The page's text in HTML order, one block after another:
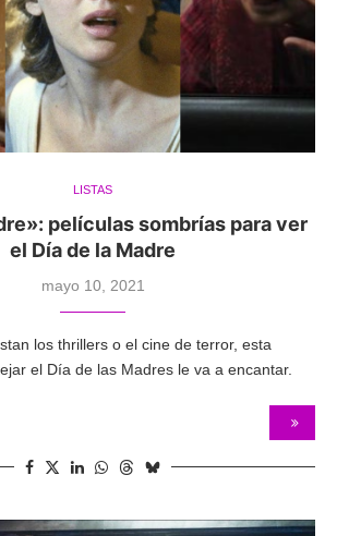
LISTAS
películas sombrías para ver
el Día de la Madre
mayo 10, 2021
los thrillers o el cine de terror, esta
el Día de las Madres le va a encantar.